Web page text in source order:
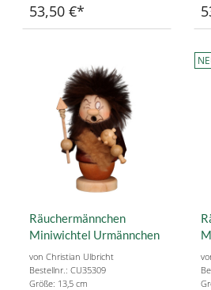
53,50 €
Räuchermännchen
Miniwichtel Urmännchen
von Christian Ulbricht
Bestellnr.: CU35309
Größe: 13,5 cm